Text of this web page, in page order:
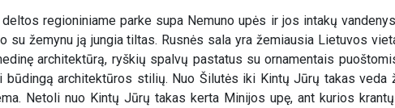
regioniniame parke supa Nemuno upės ir jos intakų
su žemynu ją jungia tiltas. Rusnės sala yra žemiausia Lietuvos
architektūrą, ryškių spalvų pastatus su ornamentais
būdingą architektūros stilių. Nuo Šilutės iki Kintų Jūrų takas veda
Netoli nuo Kintų Jūrų takas kerta Minijos upę, ant kurios